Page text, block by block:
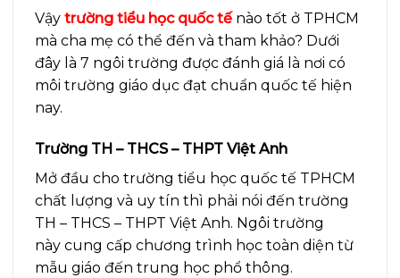
Vậy trường tiểu học quốc tế nào tốt ở TPHCM
mà cha mẹ có thể đến và tham khảo? Dưới
đây là 7 ngôi trường được đánh giá là nơi có
môi trường giáo dục đạt chuẩn quốc tế hiện
nay.
Trường TH – THCS – THPT Việt Anh
Mở đầu cho trường tiểu học quốc tế TPHCM
chất lượng và uy tín thì phải nói đến trường
TH – THCS – THPT Việt Anh. Ngôi trường
này cung cấp chương trình học toàn diện từ
mẫu giáo đến trung học phổ thông.